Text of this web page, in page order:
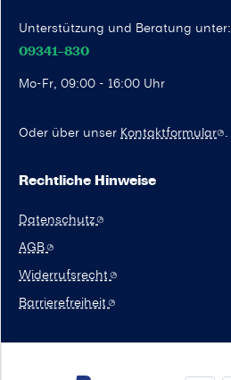
Unterstützung und Beratung unter:
09341–830
Mo-Fr, 09:00 - 16:00 Uhr
Oder über unser Kontaktformular .
Rechtliche Hinweise
Datenschutz
AGB
Widerrufsrecht
Barrierefreiheit